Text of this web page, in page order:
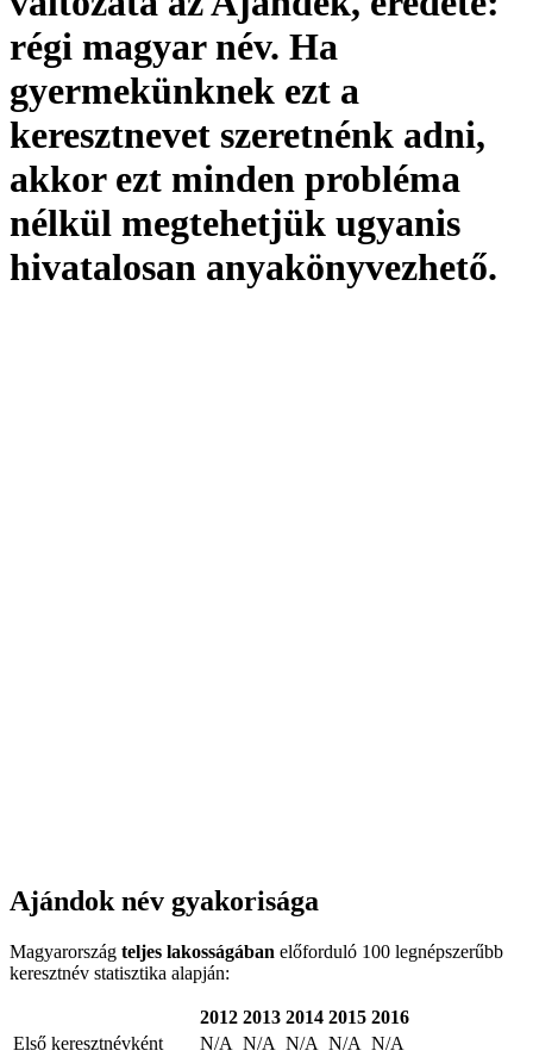
régi magyar név. Ha
gyermekünknek ezt a
keresztnevet szeretnénk adni,
akkor ezt minden probléma
nélkül megtehetjük ugyanis
hivatalosan anyakönyvezhető.
Ajándok név gyakorisága
Magyarország teljes lakosságában előforduló 100 legnépszerűbb
keresztnév statisztika alapján:
2012 2013 2014 2015 2016
Első keresztnévként
N/A N/A N/A N/A N/A